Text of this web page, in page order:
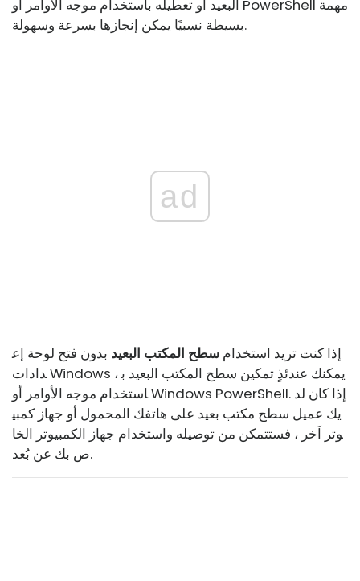
البعيد أو تعطيله باستخدام موجه الأوامر أو PowerShell مهمة
بسيطة نسبيًا يمكن إنجازها بسرعة وسهولة.
ad
إذا كنت تريد استخدام سطح المكتب البعيد بدون فتح لوحة إع
دادات Windows ، يمكنك عندئذٍ تمكين سطح المكتب البعيد ب
استخدام موجه الأوامر أو Windows PowerShell. إذا كان لد
يك عميل سطح مكتب بعيد على هاتفك المحمول أو جهاز كمبي
وتر آخر ، فستتمكن من توصيله واستخدام جهاز الكمبيوتر الخا
ص بك عن بُعد.